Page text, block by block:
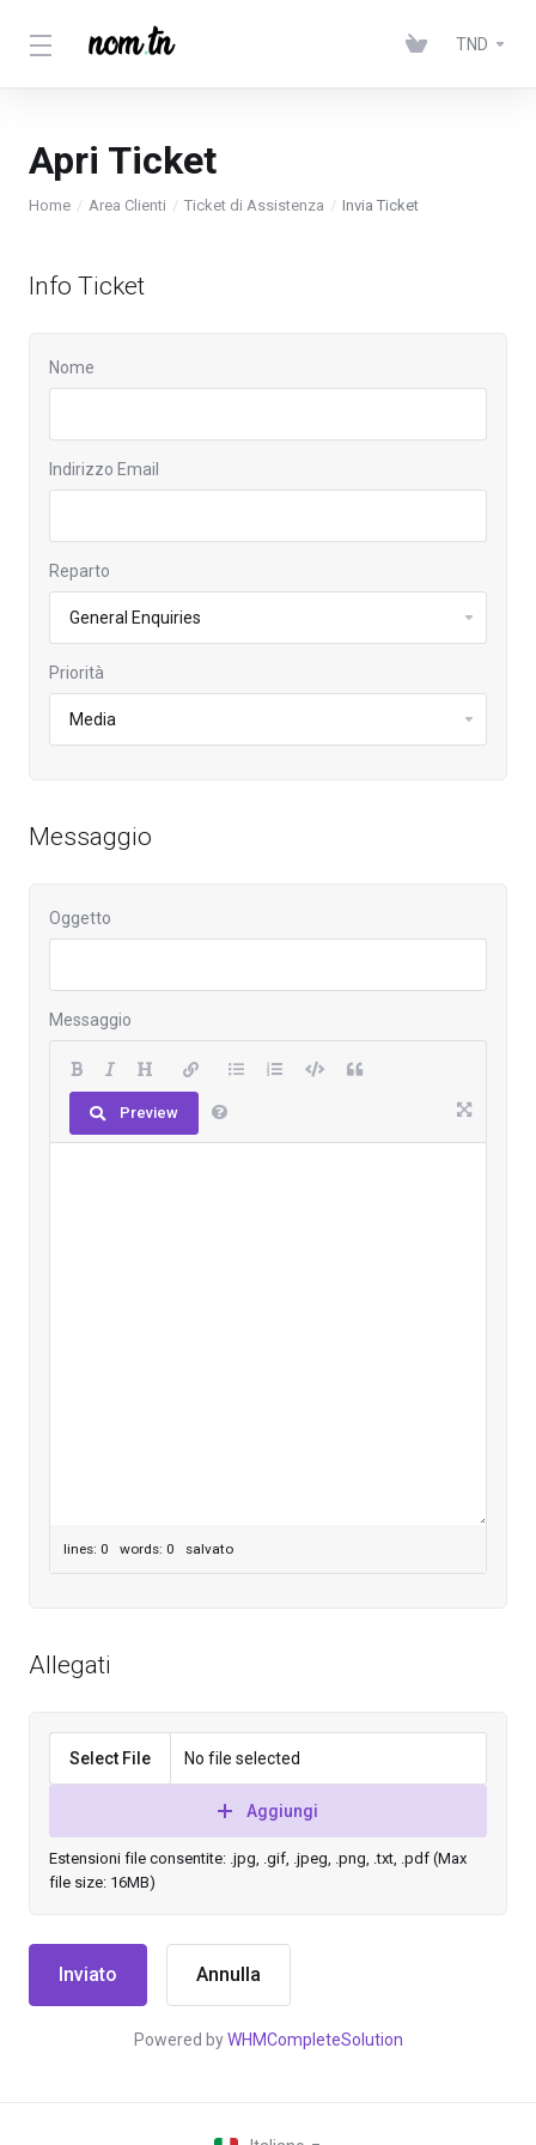
TND
Apri Ticket
Home Area Clienti Ticket di Assistenza Invia Ticket
Info Ticket
Nome
Indirizzo Email
Reparto
Priorità
Messaggio
Oggetto
Messaggio
Preview
lines: 0 words: 0 salvato
Allegati
Select File No file selected
Aggiungi
Estensioni file consentite: .jpg, .gif, .jpeg, .png, .txt, .pdf (Max
file size: 16MB)
Annulla
Powered byWHMCompleteSolution